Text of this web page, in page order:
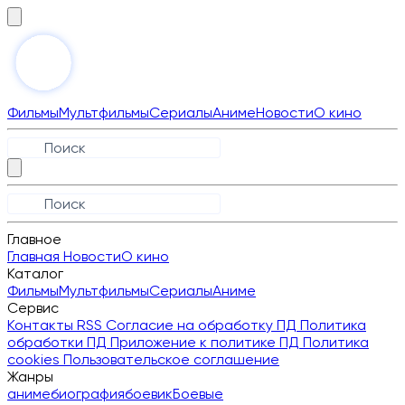
ФильмыМультфильмыСериалыАнимеНовостиО кино
Главное
Главная НовостиО кино
Каталог
ФильмыМультфильмыСериалыАниме
Сервис
Контакты RSS Согласие на обработку ПД Политика
обработки ПД Приложение к политике ПД Политика
cookies Пользовательское соглашение
Жанры
анимебиографиябоевикБоевые